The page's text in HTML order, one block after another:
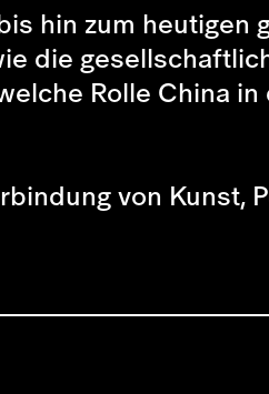
hin zum heutigen
die
Rolle China
von Kunst,